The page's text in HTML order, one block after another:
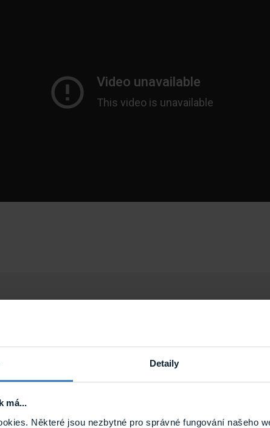
Detaily
má...
Některé jsou nezbytné pro správné fungování našeho